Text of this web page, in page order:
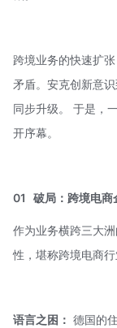
跨境业务的快速扩
矛盾。安克创新意
同步升级。 于是，
开序幕。
01 破局：跨境电商
作为业务横跨三大
性，堪称跨境电商行
语言之困： 德国的